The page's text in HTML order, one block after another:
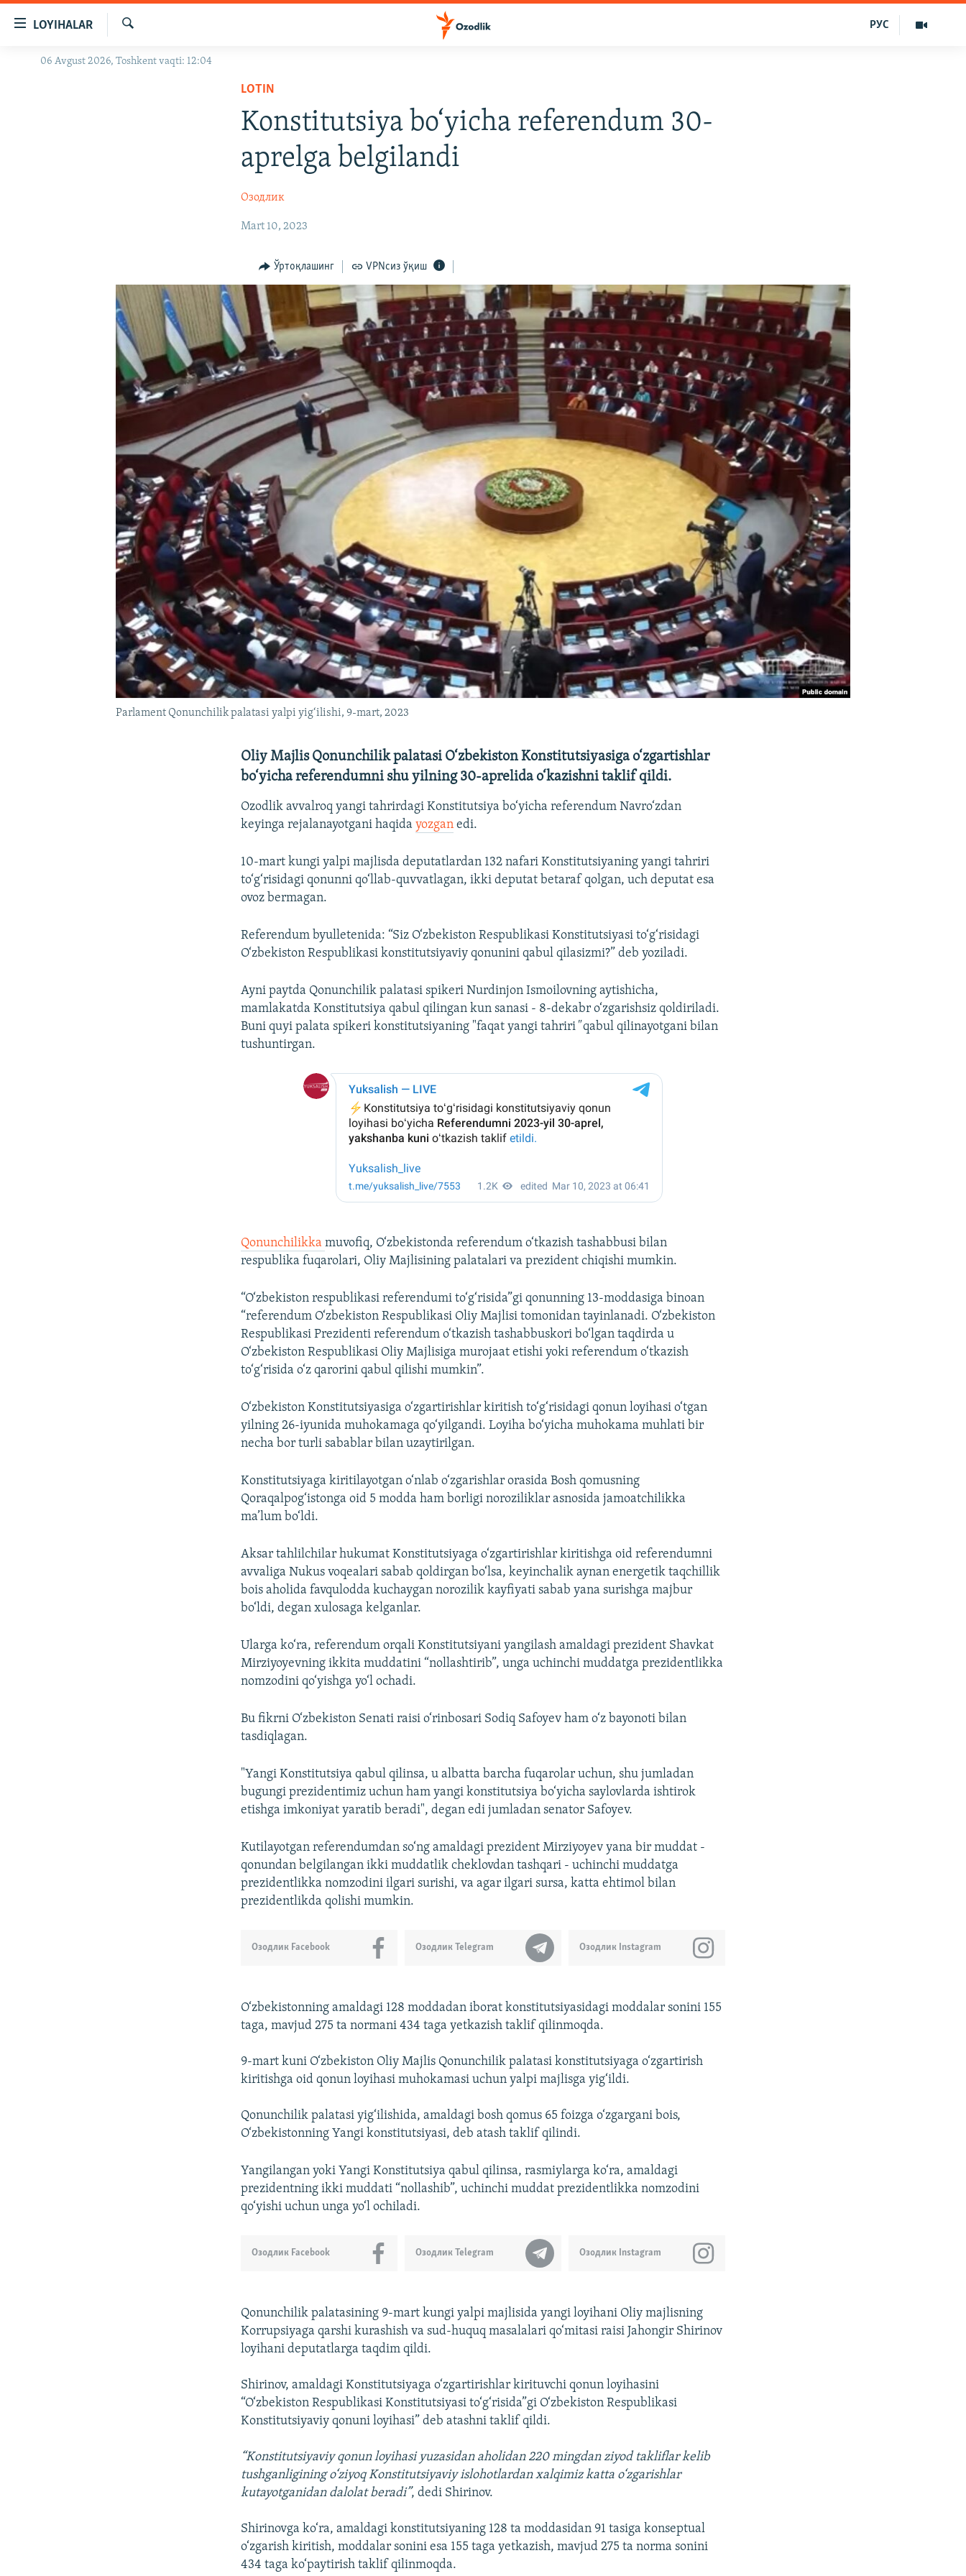
Бош
LOYIHALAR
OZODLIK SURISHTIRUVLARI
Излаш
РУС
06 Avgust 2026, Toshkent vaqti: 12:04
LOTIN
Konstitutsiya bo‘yicha referendum 30-
aprelga belgilandi
Озодлик
Mart 10, 2023
Ўртоқлашинг VPNсиз ўқиш
Parlament Qonunchilik palatasi yalpi yig‘ilishi, 9-mart, 2023
Oliy Majlis Qonunchilik palatasi O‘zbekiston Konstitutsiyasiga o‘zgartishlar
bo‘yicha referendumni shu yilning 30-aprelida o‘kazishni taklif qildi.
Ozodlik avvalroq yangi tahrirdagi Konstitutsiya bo‘yicha referendum Navro‘zdan
keyinga rejalanayotgani haqidayozgan edi.
10-mart kungi yalpi majlisda deputatlardan 132 nafari Konstitutsiyaning yangi tahriri
to‘g‘risidagi qonunni qo‘llab-quvvatlagan, ikki deputat betaraf qolgan, uch deputat esa
ovoz bermagan.
Referendum byulletenida: “Siz O‘zbekiston Respublikasi Konstitutsiyasi to‘g‘risidagi
O‘zbekiston Respublikasi konstitutsiyaviy qonunini qabul qilasizmi?” deb yoziladi.
Ayni paytda Qonunchilik palatasi spikeri Nurdinjon Ismoilovning aytishicha,
mamlakatda Konstitutsiya qabul qilingan kun sanasi - 8-dekabr o‘zgarishsiz qoldiriladi.
Buni quyi palata spikeri konstitutsiyaning "faqat yangi tahriri "qabul qilinayotgani bilan
tushuntirgan.
Qonunchilikkamuvofiq, O‘zbekistonda referendum o‘tkazish tashabbusi bilan
respublika fuqarolari, Oliy Majlisining palatalari va prezident chiqishi mumkin.
“O‘zbekiston respublikasi referendumi to‘g‘risida”gi qonunning 13-moddasiga binoan
“referendum O‘zbekiston Respublikasi Oliy Majlisi tomonidan tayinlanadi. O‘zbekiston
Respublikasi Prezidenti referendum o‘tkazish tashabbuskori bo‘lgan taqdirda u
O‘zbekiston Respublikasi Oliy Majlisiga murojaat etishi yoki referendum o‘tkazish
to‘g‘risida o‘z qarorini qabul qilishi mumkin”.
O‘zbekiston Konstitutsiyasiga o‘zgartirishlar kiritish to‘g‘risidagi qonun loyihasi o‘tgan
yilning 26-iyunida muhokamaga qo‘yilgandi. Loyiha bo‘yicha muhokama muhlati bir
necha bor turli sabablar bilan uzaytirilgan.
Konstitutsiyaga kiritilayotgan o‘nlab o‘zgarishlar orasida Bosh qomusning
Qoraqalpog‘istonga oid 5 modda ham borligi noroziliklar asnosida jamoatchilikka
ma’lum bo‘ldi.
Aksar tahlilchilar hukumat Konstitutsiyaga o‘zgartirishlar kiritishga oid referendumni
avvaliga Nukus voqealari sabab qoldirgan bo‘lsa, keyinchalik aynan energetik taqchillik
bois aholida favqulodda kuchaygan norozilik kayfiyati sabab yana surishga majbur
bo‘ldi, degan xulosaga kelganlar.
Ularga ko‘ra, referendum orqali Konstitutsiyani yangilash amaldagi prezident Shavkat
Mirziyoyevning ikkita muddatini “nollashtirib”, unga uchinchi muddatga prezidentlikka
nomzodini qo‘yishga yo‘l ochadi.
Bu fikrni O‘zbekiston Senati raisi o‘rinbosari Sodiq Safoyev ham o‘z bayonoti bilan
tasdiqlagan.
"Yangi Konstitutsiya qabul qilinsa, u albatta barcha fuqarolar uchun, shu jumladan
bugungi prezidentimiz uchun ham yangi konstitutsiya bo‘yicha saylovlarda ishtirok
etishga imkoniyat yaratib beradi", degan edi jumladan senator Safoyev.
Kutilayotgan referendumdan so‘ng amaldagi prezident Mirziyoyev yana bir muddat -
qonundan belgilangan ikki muddatlik cheklovdan tashqari - uchinchi muddatga
prezidentlikka nomzodini ilgari surishi, va agar ilgari sursa, katta ehtimol bilan
prezidentlikda qolishi mumkin.
Озодлик Telegram Озодлик Instagram
Озодлик Facebook
O‘zbekistonning amaldagi 128 moddadan iborat konstitutsiyasidagi moddalar sonini 155
taga, mavjud 275 ta normani 434 taga yetkazish taklif qilinmoqda.
9-mart kuni O‘zbekiston Oliy Majlis Qonunchilik palatasi konstitutsiyaga o‘zgartirish
kiritishga oid qonun loyihasi muhokamasi uchun yalpi majlisga yig‘ildi.
Qonunchilik palatasi yig‘ilishida, amaldagi bosh qomus 65 foizga o‘zgargani bois,
O‘zbekistonning Yangi konstitutsiyasi, deb atash taklif qilindi.
Yangilangan yoki Yangi Konstitutsiya qabul qilinsa, rasmiylarga ko‘ra, amaldagi
prezidentning ikki muddati “nollashib”, uchinchi muddat prezidentlikka nomzodini
qo‘yishi uchun unga yo‘l ochiladi.
Озодлик Telegram Озодлик Instagram
Озодлик Facebook
Qonunchilik palatasining 9-mart kungi yalpi majlisida yangi loyihani Oliy majlisning
Korrupsiyaga qarshi kurashish va sud-huquq masalalari qo‘mitasi raisi Jahongir Shirinov
loyihani deputatlarga taqdim qildi.
Shirinov, amaldagi Konstitutsiyaga o‘zgartirishlar kirituvchi qonun loyihasini
“O‘zbekiston Respublikasi Konstitutsiyasi to‘g‘risida”gi O‘zbekiston Respublikasi
Konstitutsiyaviy qonuni loyihasi” deb atashni taklif qildi.
“Konstitutsiyaviy qonun loyihasi yuzasidan aholidan 220 mingdan ziyod takliflar kelib
tushganligining o‘ziyoq Konstitutsiyaviy islohotlardan xalqimiz katta o‘zgarishlar
kutayotganidan dalolat beradi”, dedi Shirinov.
Shirinovga ko‘ra, amaldagi konstitutsiyaning 128 ta moddasidan 91 tasiga konseptual
o‘zgarish kiritish, moddalar sonini esa 155 taga yetkazish, mavjud 275 ta norma sonini
434 taga ko‘paytirish taklif qilinmoqda.